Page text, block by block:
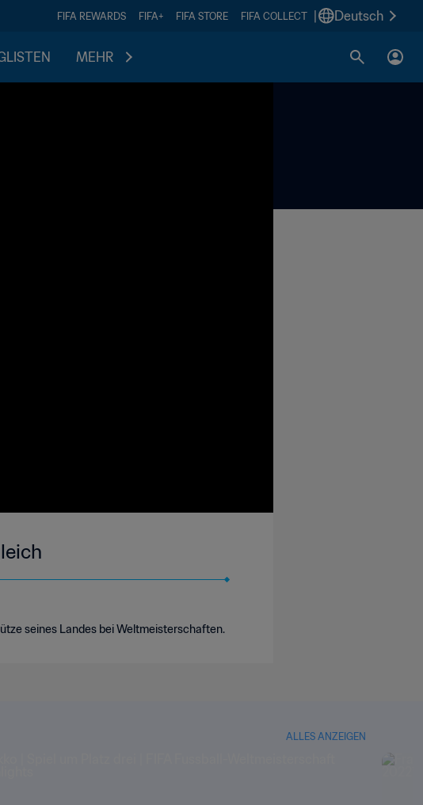
FIFA REWARDS FIFA+ FIFA STORE FIFA COLLECT Deutsch
MEHR
seines Landes bei Weltmeisterschaften.
ALLES ANZEIGEN